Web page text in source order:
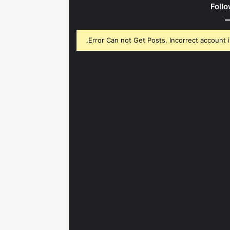
Error Can not Get Posts, Incorrect account